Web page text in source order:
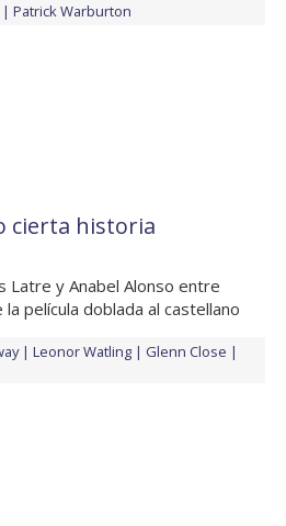
Patrick Warburton
cierta historia
Latre y Anabel Alonso entre
película doblada al castellano
Leonor Watling
Glenn Close